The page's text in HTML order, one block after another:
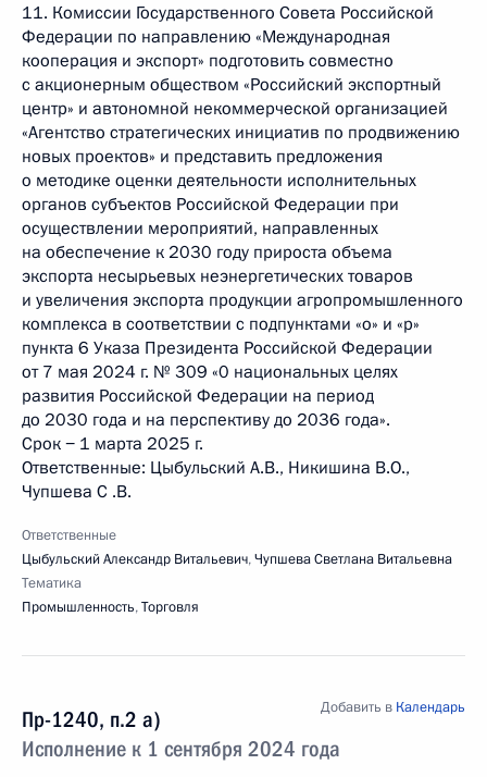
11. Комиссии Государственного Совета Российской
Федерации по направлению «Международная
кооперация и экспорт» подготовить совместно
с акционерным обществом «Российский экспортный
центр» и автономной некоммерческой организацией
«Агентство стратегических инициатив по продвижению
новых проектов» и представить предложения
о методике оценки деятельности исполнительных
органов субъектов Российской Федерации при
осуществлении мероприятий, направленных
на обеспечение к 2030 году прироста объема
экспорта несырьевых неэнергетических товаров
и увеличения экспорта продукции агропромышленного
комплекса в соответствии с подпунктами «о» и «р»
пункта 6 Указа Президента Российской Федерации
от 7 мая 2024 г. № 309 «0 национальных целях
развития Российской Федерации на период
до 2030 года и на перспективу до 2036 года».
Срок − 1 марта 2025 г.
Ответственные: Цыбульский А.В., Никишина В.О.,
Чупшева С .В.
Ответственные
Цыбульский Александр Витальевич,Чупшева Светлана Витальевна
Тематика
Промышленность,Торговля
Пр-1240, п.2 а)
Исполнение к 1 сентября 2024 года
Добавить в Календарь